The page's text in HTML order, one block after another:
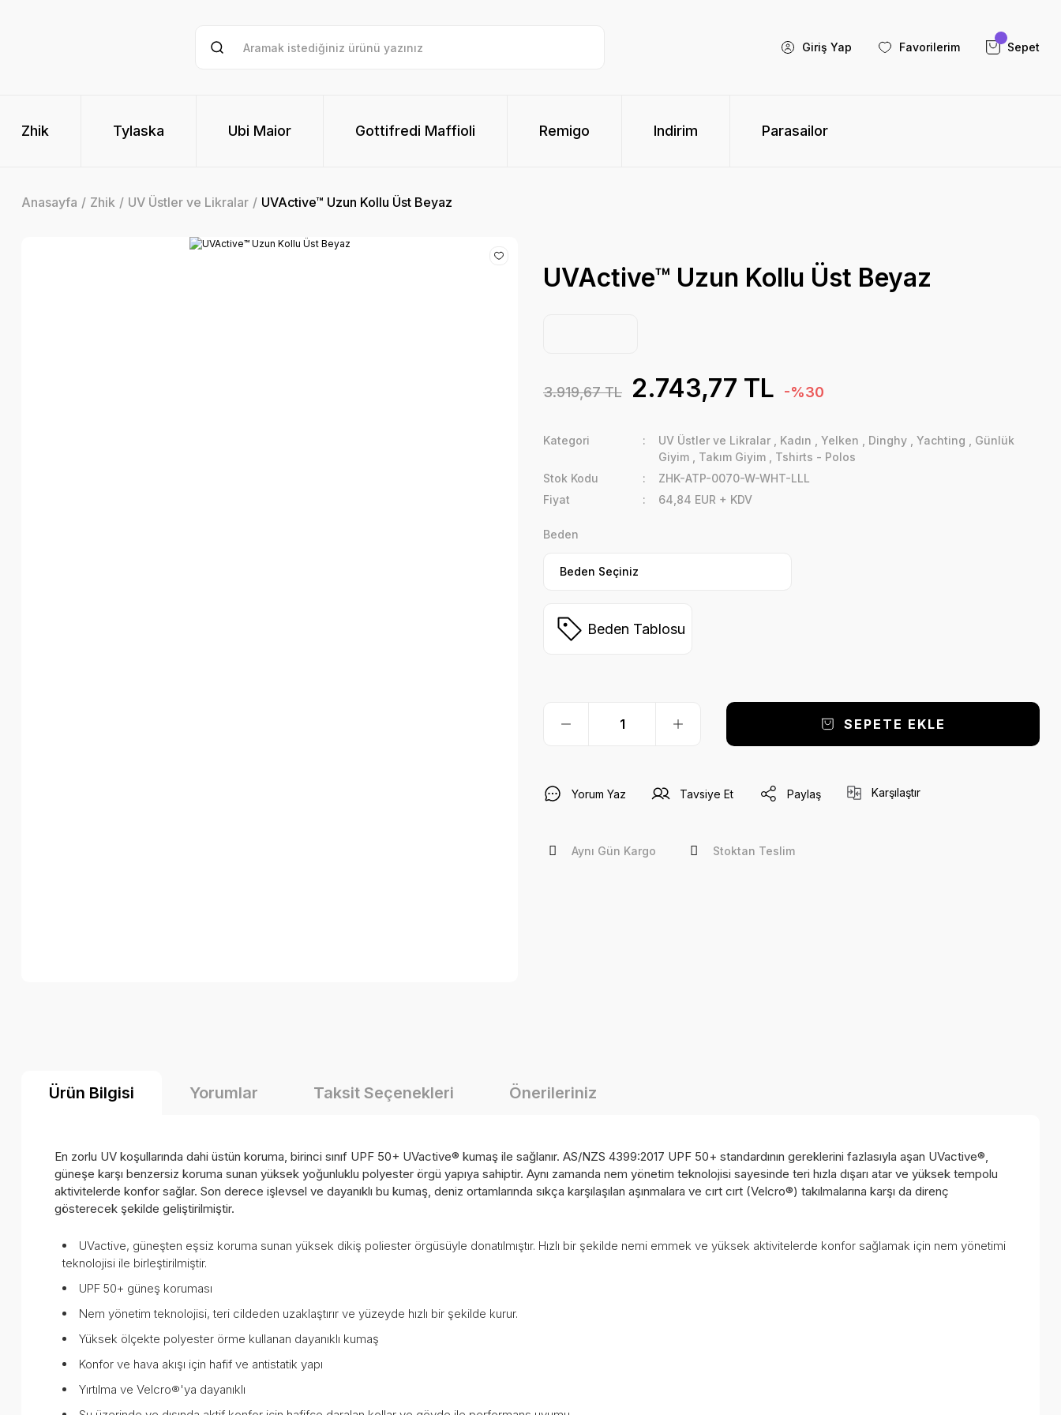
Giriş Yap Favorilerim Sepet
Zhik Tylaska Ubi Maior Gottifredi Maffioli Remigo Indirim Parasailor
Anasayfa Zhik UV Üstler ve Likralar UVActive™ Uzun Kollu Üst Beyaz
UVActive™ Uzun Kollu Üst Beyaz
3.919,67 TL 2.743,77 TL -%30
Kategori UV Üstler ve Likralar Kadın Yelken Dinghy Yachting
Günlük
Giyim
Takım Giyim
Tshirts - Polos
Stok Kodu
ZHK-ATP-0070-W-WHT-LLL
Fiyat
64,84 EUR + KDV
Beden
Beden Tablosu
SEPETE EKLE
Yorum Yaz Tavsiye Et Paylaş Karşılaştır
Aynı Gün Kargo Stoktan Teslim
Ürün Bilgisi Yorumlar Taksit Seçenekleri Önerileriniz
En zorlu UV koşullarında dahi üstün koruma, birinci sınıf UPF 50+ UVactive® kumaş ile sağlanır. AS/NZS 4399:2017 UPF 50+ standardının gereklerini fazlasıyla aşan UVactive®,
güneşe karşı benzersiz koruma sunan yüksek yoğunluklu polyester örgü yapıya sahiptir. Aynı zamanda nem yönetim teknolojisi sayesinde teri hızla dışarı atar ve yüksek tempolu
aktivitelerde konfor sağlar. Son derece işlevsel ve dayanıklı bu kumaş, deniz ortamlarında sıkça karşılaşılan aşınmalara ve cırt cırt (Velcro®) takılmalarına karşı da direnç
gösterecek şekilde geliştirilmiştir.
UVactive, güneşten eşsiz koruma sunan yüksek dikiş poliester örgüsüyle donatılmıştır. Hızlı bir şekilde nemi emmek ve yüksek aktivitelerde konfor sağlamak için nem yönetimi
teknolojisi ile birleştirilmiştir.
UPF 50+ güneş koruması
Nem yönetim teknolojisi, teri cildeden uzaklaştırır ve yüzeyde hızlı bir şekilde kurur.
Yüksek ölçekte polyester örme kullanan dayanıklı kumaş
Konfor ve hava akışı için hafif ve antistatik yapı
Yırtılma ve Velcro®'ya dayanıklı